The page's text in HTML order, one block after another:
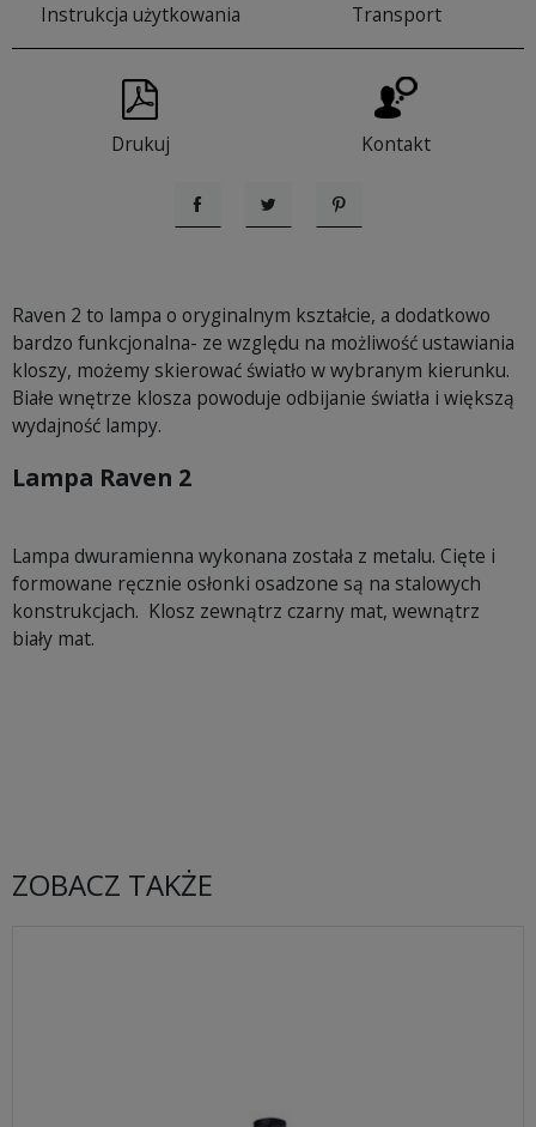
Instrukcja użytkowania Transport
Drukuj Kontakt
UdostępnijTweetujPinterest
Raven 2 to lampa o oryginalnym kształcie, a dodatkowo
bardzo funkcjonalna- ze względu na możliwość ustawiania
kloszy, możemy skierować światło w wybranym kierunku.
Białe wnętrze klosza powoduje odbijanie światła i większą
wydajność lampy.
Lampa Raven 2
Lampa dwuramienna wykonana została z metalu. Cięte i
formowane ręcznie osłonki osadzone są na stalowych
konstrukcjach. Klosz zewnątrz czarny mat, wewnątrz
biały mat.
ZOBACZ TAKŻE